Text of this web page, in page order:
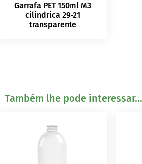
Garrafa PET 150ml M3
cilindrica 29-21
transparente
Também lhe pode interessar...